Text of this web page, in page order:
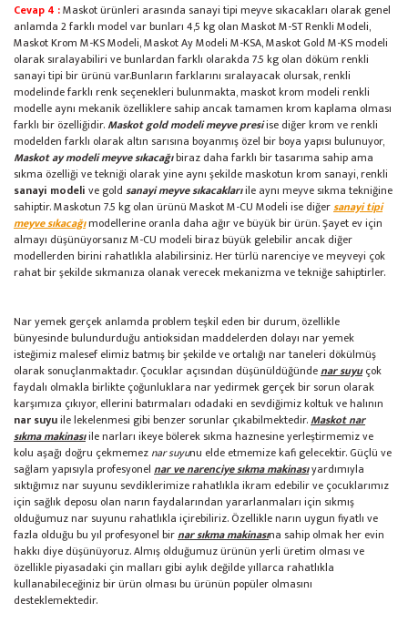
Cevap 4 :Maskot ürünleri arasında sanayi tipi meyve sıkacakları olarak genel
anlamda 2 farklı model var bunları 4,5 kg olan Maskot M-ST Renkli Modeli,
Maskot Krom M-KS Modeli, Maskot Ay Modeli M-KSA, Maskot Gold M-KS modeli
olarak sıralayabiliri ve bunlardan farklı olarakda 7.5 kg olan döküm renkli
sanayi tipi bir ürünü var.Bunların farklarını sıralayacak olursak, renkli
modelinde farklı renk seçenekleri bulunmakta, maskot krom modeli renkli
modelle aynı mekanik özelliklere sahip ancak tamamen krom kaplama olması
farklı bir özelliğidir. Maskot gold modeli meyve presiise diğer krom ve renkli
modelden farklı olarak altın sarısına boyanmış özel bir boya yapısı bulunuyor,
Maskot ay modeli meyve sıkacağıbiraz daha farklı bir tasarıma sahip ama
sıkma özelliği ve tekniği olarak yine aynı şekilde maskotun krom sanayi, renkli
sanayi modeli ve gold sanayi meyve sıkacaklarıile aynı meyve sıkma tekniğine
sahiptir. Maskotun 7.5 kg olan ürünü Maskot M-CU Modeli ise diğersanayi tipi
meyve sıkacağımodellerine oranla daha ağır ve büyük bir ürün. Şayet ev için
almayı düşünüyorsanız M-CU modeli biraz büyük gelebilir ancak diğer
modellerden birini rahatlıkla alabilirsiniz. Her türlü narenciye ve meyveyi çok
rahat bir şekilde sıkmanıza olanak verecek mekanizma ve tekniğe sahiptirler.
Nar yemek gerçek anlamda problem teşkil eden bir durum, özellikle
bünyesinde bulundurduğu antioksidan maddelerden dolayı nar yemek
isteğimiz malesef elimiz batmış bir şekilde ve ortalığı nar taneleri dökülmüş
olarak sonuçlanmaktadır. Çocuklar açısından düşünüldüğündenar suyuçok
faydalı olmakla birlikte çoğunluklara nar yedirmek gerçek bir sorun olarak
karşımıza çıkıyor, ellerini batırmaları odadaki en sevdiğimiz koltuk ve halının
nar suyuile lekelenmesi gibi benzer sorunlar çıkabilmektedir.Maskot nar
sıkma makinasıile narları ikeye bölerek sıkma haznesine yerleştirmemiz ve
kolu aşağı doğru çekmemez nar suyunu elde etmemize kafi gelecektir. Güçlü ve
sağlam yapısıyla profesyonel nar ve narenciye sıkma makinasıyardımıyla
sıktığımız nar suyunu sevdiklerimize rahatlıkla ikram edebilir ve çocuklarımız
için sağlık deposu olan narın faydalarından yararlanmaları için sıkmış
olduğumuz nar suyunu rahatlıkla içirebiliriz. Özellikle narın uygun fiyatlı ve
fazla olduğu bu yıl profesyonel birnar sıkma makinasına sahip olmak her evin
hakkı diye düşünüyoruz. Almış olduğumuz ürünün yerli üretim olması ve
özellikle piyasadaki çin malları gibi aylık değilde yıllarca rahatlıkla
kullanabileceğiniz bir ürün olması bu ürünün popüler olmasını
desteklemektedir.